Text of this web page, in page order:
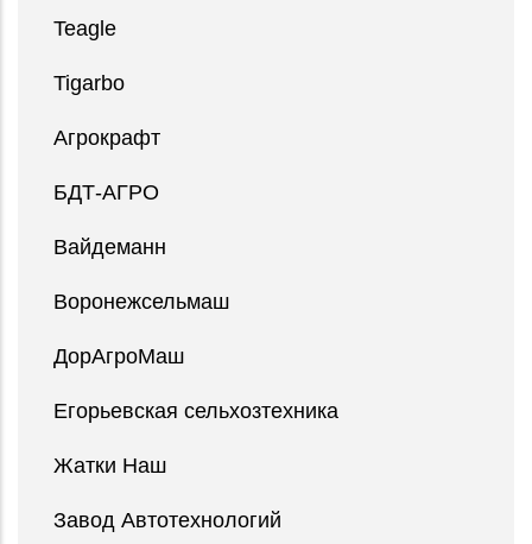
Teagle
Tigarbo
Агрокрафт
БДТ-АГРО
Вайдеманн
Воронежсельмаш
ДорАгроМаш
Егорьевская сельхозтехника
Жатки Наш
Завод Автотехнологий